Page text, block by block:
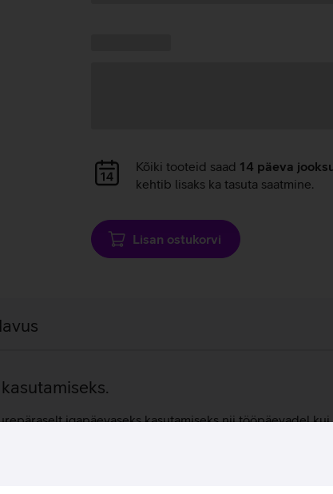
Andmete
laadimine
Kõiki tooteid saad 14 päeva
kehtib lisaks ka tasuta saatmine.
Lisan ostukorvi
igapäevaseks kasutamiseks nii tööpäevadel
mida kaitsevad tõstetud ja pehmendatud
teises sektsioonis paiknev veekindel TPU-tasku
nädalavahetuse väljasõitudel. Pehme voodriga
on valmistatud vastupidavast 400D nailonist, millel on